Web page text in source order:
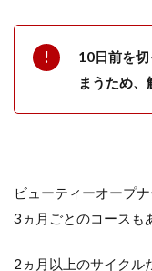
10日前を
まうため、
ビューティーオープ
3ヵ月ごとのコースも
2ヵ月以上のサイクル